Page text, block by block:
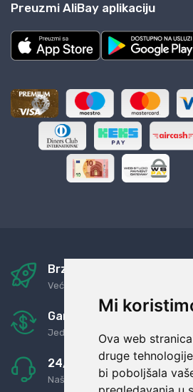
Mi
Ova web
druge
bi poboljšala
Preuzmi AliBay aplikaciju
Brza i sigurna dostava
Već za nekoliko dana kod vas
Garancija u povrat
Jednostavno pravilo: Roba za
24/7 odlična podrška
Naši agenti uvijek na